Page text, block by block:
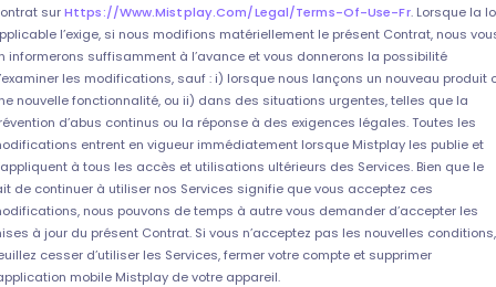
surHttps://www.mistplay.com/legal/terms-Of-Use-Fr. Lorsque la
l’exige, si nous modifions matériellement le présent Contrat, nous
informerons suffisamment à l’avance et vous donnerons la possibilité
les modifications, sauf : i) lorsque nous lançons un nouveau produit
nouvelle fonctionnalité, ou ii) dans des situations urgentes, telles que la
d’abus continus ou la réponse à des exigences légales. Toutes les
entrent en vigueur immédiatement lorsque Mistplay les publie et
à tous les accès et utilisations ultérieurs des Services. Bien que le
de continuer à utiliser nos Services signifie que vous acceptez ces
nous pouvons de temps à autre vous demander d’accepter les
à jour du présent Contrat. Si vous n’acceptez pas les nouvelles conditions,
cesser d’utiliser les Services, fermer votre compte et supprimer
mobile Mistplay de votre appareil.